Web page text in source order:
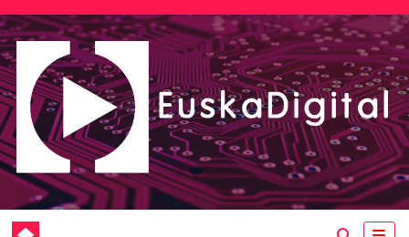
Saltar
al
contenido